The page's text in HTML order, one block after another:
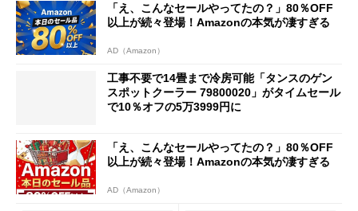
「え、こんなセールやってたの？」80％OFF
以上が続々登場！Amazonの本気が凄すぎる
AD（Amazon）
工事不要で14畳まで冷房可能「タンスのゲン
スポットクーラー 79800020」がタイムセール
で10％オフの5万3999円に
「え、こんなセールやってたの？」80％OFF
以上が続々登場！Amazonの本気が凄すぎる
AD（Amazon）